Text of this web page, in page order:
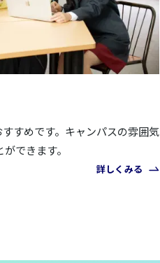
すめです。キャンパスの雰囲気
できます。
詳しくみる